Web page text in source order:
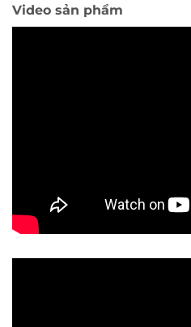
Video sản phẩm